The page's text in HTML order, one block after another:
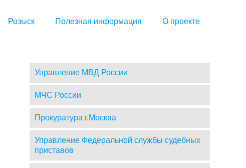
Розыск Полезная информация О проекте
Управление МВД России
МЧС России
Прокуратура г.Москва
Управление Федеральной службы судебных
приставов